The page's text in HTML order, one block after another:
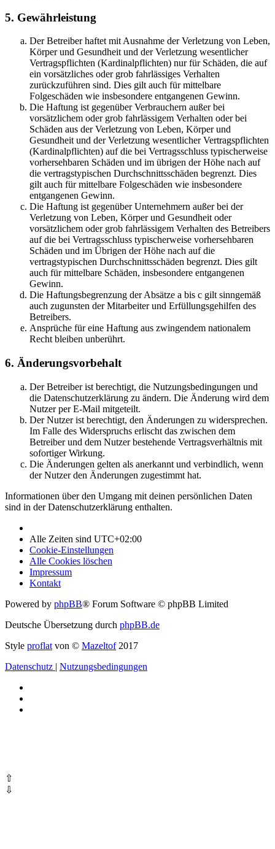
5. Gewährleistung
Der Betreiber haftet mit Ausnahme der Verletzung von Leben,
Körper und Gesundheit und der Verletzung wesentlicher
Vertragspflichten (Kardinalpflichten) nur für Schäden, die auf
ein vorsätzliches oder grob fahrlässiges Verhalten
zurückzuführen sind. Dies gilt auch für mittelbare
Folgeschäden wie insbesondere entgangenen Gewinn.
Die Haftung ist gegenüber Verbrauchern außer bei
vorsätzlichem oder grob fahrlässigem Verhalten oder bei
Schäden aus der Verletzung von Leben, Körper und
Gesundheit und der Verletzung wesentlicher Vertragspflichten
(Kardinalpflichten) auf die bei Vertragsschluss typischerweise
vorhersehbaren Schäden und im übrigen der Höhe nach auf
die vertragstypischen Durchschnittsschäden begrenzt. Dies
gilt auch für mittelbare Folgeschäden wie insbesondere
entgangenen Gewinn.
Die Haftung ist gegenüber Unternehmern außer bei der
Verletzung von Leben, Körper und Gesundheit oder
vorsätzlichem oder grob fahrlässigem Verhalten des Betreibers
auf die bei Vertragsschluss typischerweise vorhersehbaren
Schäden und im Übrigen der Höhe nach auf die
vertragstypischen Durchschnittsschäden begrenzt. Dies gilt
auch für mittelbare Schäden, insbesondere entgangenen
Gewinn.
Die Haftungsbegrenzung der Absätze a bis c gilt sinngemäß
auch zugunsten der Mitarbeiter und Erfüllungsgehilfen des
Betreibers.
Ansprüche für eine Haftung aus zwingendem nationalem
Recht bleiben unberührt.
6. Änderungsvorbehalt
Der Betreiber ist berechtigt, die Nutzungsbedingungen und
die Datenschutzerklärung zu ändern. Die Änderung wird dem
Nutzer per E-Mail mitgeteilt.
Der Nutzer ist berechtigt, den Änderungen zu widersprechen.
Im Falle des Widerspruchs erlischt das zwischen dem
Betreiber und dem Nutzer bestehende Vertragsverhältnis mit
sofortiger Wirkung.
Die Änderungen gelten als anerkannt und verbindlich, wenn
der Nutzer den Änderungen zugestimmt hat.
Informationen über den Umgang mit deinen persönlichen Daten
sind in der Datenschutzerklärung enthalten.
Alle Zeiten sind UTC+02:00
Cookie-Einstellungen
Alle Cookies löschen
Impressum
Kontakt
Powered by phpBB® Forum Software © phpBB Limited
Deutsche Übersetzung durch phpBB.de
Style proflat von © Mazeltof2017
Datenschutz | Nutzungsbedingungen
⇧
⇩